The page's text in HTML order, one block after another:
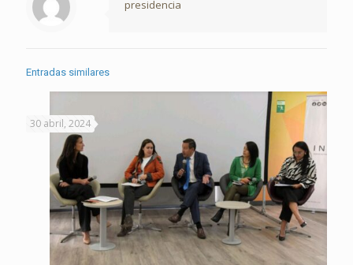
presidencia
Entradas similares
30 abril, 2024